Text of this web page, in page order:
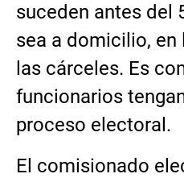
suceden antes del
sea a domicilio,
las cárceles. Es
funcionarios
proceso electoral.
El comisionado